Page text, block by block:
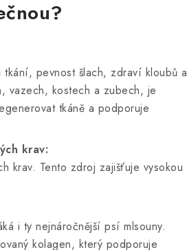
pevnost šlach, zdraví kloubů a
vazech, kostech a zubech, je
tkáně a podporuje
krav:
krav. Tento zdroj zajišťuje vysokou
i ty nejnáročnější psí mlsouny.
kolagen, který podporuje